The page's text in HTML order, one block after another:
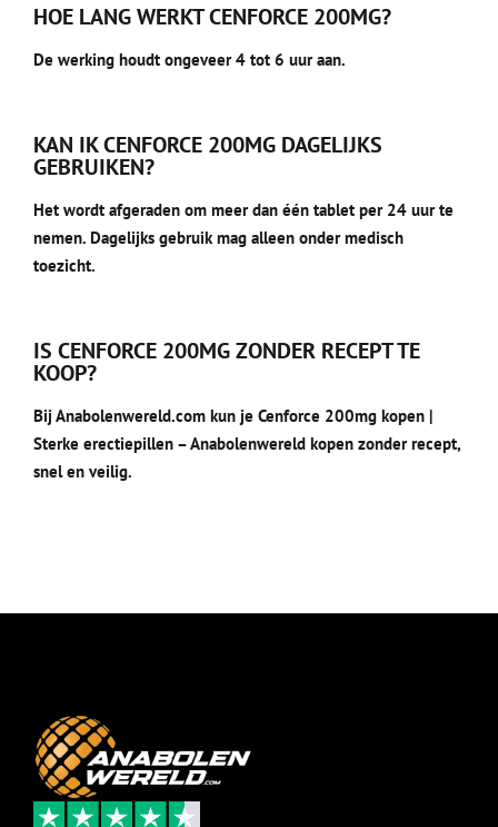
HOE LANG WERKT CENFORCE 200MG?
De werking houdt ongeveer 4 tot 6 uur aan.
KAN IK CENFORCE 200MG DAGELIJKS
GEBRUIKEN?
Het wordt afgeraden om meer dan één tablet per 24 uur te
nemen. Dagelijks gebruik mag alleen onder medisch
toezicht.
IS CENFORCE 200MG ZONDER RECEPT TE
KOOP?
Bij Anabolenwereld.com kun je Cenforce 200mg kopen |
Sterke erectiepillen – Anabolenwereld kopen zonder recept,
snel en veilig.